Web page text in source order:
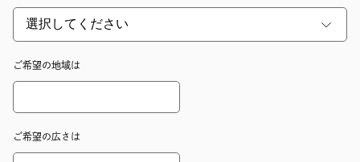
ご希望の地域は
ご希望の広さは